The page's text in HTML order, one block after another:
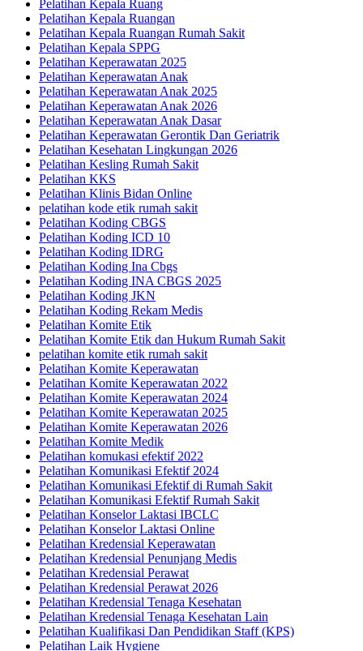
Pelatihan Kepala Ruang
Pelatihan Kepala Ruangan
Pelatihan Kepala Ruangan Rumah Sakit
Pelatihan Kepala SPPG
Pelatihan Keperawatan 2025
Pelatihan Keperawatan Anak
Pelatihan Keperawatan Anak 2025
Pelatihan Keperawatan Anak 2026
Pelatihan Keperawatan Anak Dasar
Pelatihan Keperawatan Gerontik Dan Geriatrik
Pelatihan Kesehatan Lingkungan 2026
Pelatihan Kesling Rumah Sakit
Pelatihan KKS
Pelatihan Klinis Bidan Online
pelatihan kode etik rumah sakit
Pelatihan Koding CBGS
Pelatihan Koding ICD 10
Pelatihan Koding IDRG
Pelatihan Koding Ina Cbgs
Pelatihan Koding INA CBGS 2025
Pelatihan Koding JKN
Pelatihan Koding Rekam Medis
Pelatihan Komite Etik
Pelatihan Komite Etik dan Hukum Rumah Sakit
pelatihan komite etik rumah sakit
Pelatihan Komite Keperawatan
Pelatihan Komite Keperawatan 2022
Pelatihan Komite Keperawatan 2024
Pelatihan Komite Keperawatan 2025
Pelatihan Komite Keperawatan 2026
Pelatihan Komite Medik
Pelatihan komukasi efektif 2022
Pelatihan Komunikasi Efektif 2024
Pelatihan Komunikasi Efektif di Rumah Sakit
Pelatihan Komunikasi Efektif Rumah Sakit
Pelatihan Konselor Laktasi IBCLC
Pelatihan Konselor Laktasi Online
Pelatihan Kredensial Keperawatan
Pelatihan Kredensial Penunjang Medis
Pelatihan Kredensial Perawat
Pelatihan Kredensial Perawat 2026
Pelatihan Kredensial Tenaga Kesehatan
Pelatihan Kredensial Tenaga Kesehatan Lain
Pelatihan Kualifikasi Dan Pendidikan Staff (KPS)
Pelatihan Laik Hygiene